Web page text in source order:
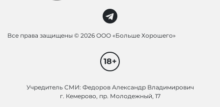
Все права защищены © 2026 ООО «Больше Хорошего»
18+
Учредитель СМИ: Федоров Александр Владимирович
г. Кемерово, пр. Молодежный, 17